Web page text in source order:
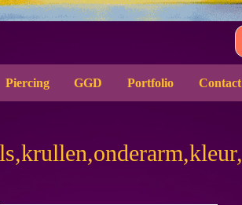
Piercing GGD Portfolio Contact